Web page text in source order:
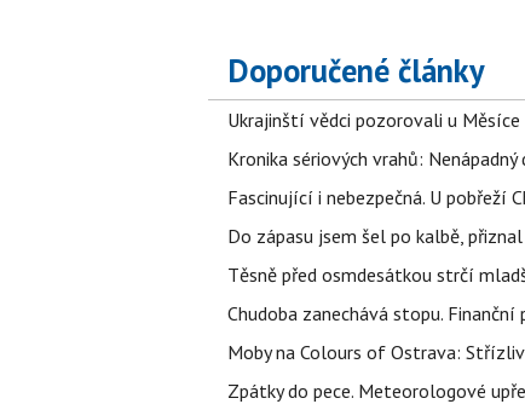
Doporučené články
Ukrajinští vědci pozorovali u
Kronika sériových vrahů:
Fascinující i nebezpečná. U pobřeží
Do zápasu jsem šel po kalbě,
Těsně před osmdesátkou strčí
Chudoba zanechává stopu.
Moby na Colours of Ostrava:
Zpátky do pece. Meteorologové